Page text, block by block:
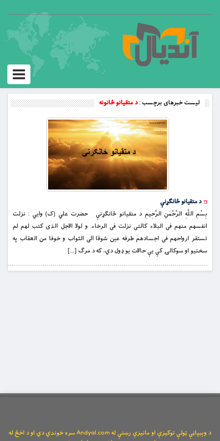
Toggle
لیست خبرهای برچسب :د متقیانو ځانونه
د متقیانو ځانګړنې
بِسْمِ اللَّهِ الرَّحْمَنِ الرَّحِيمِ د متقیانو ځانګړنې حضرت علي (ک) وايي : نزلت
انفسهم منهم فى البلاء كالتى نزلت فى الرخاء. و لولا الاجل الذى كتب لهم لم
تستقر ارواحهم فى اجسادهم طرفه عين شوقا الى الثواب و خوفا من العقاب په
سختیو او سوکالۍ کې یې حالات یو ډول دي، که د مرګ […]
د وېبپاڼې ټولې توکیزې او مانیزې رښتې له Andyal.com سره خوندي دي او د اخځ له